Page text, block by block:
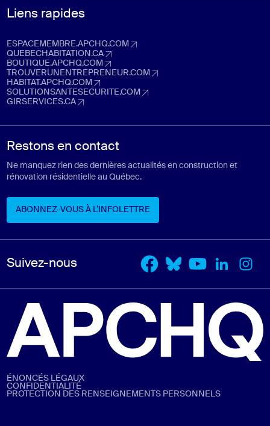
Liens rapides
ESPACEMEMBRE.APCHQ.COM
espacemembre.apchq.com (Ouvre dans un nouvel onglet)
QUEBECHABITATION.CA
quebechabitation.ca (Ouvre dans un nouvel onglet)
BOUTIQUE.APCHQ.COM
boutique.apchq.com (Ouvre dans un nouvel onglet)
TROUVERUNENTREPRENEUR.COM
trouverunentrepreneur.com (Ouvre dans un nouvel onglet)
HABITAT.APCHQ.COM
habitat.apchq.com (Ouvre dans un nouvel onglet)
SOLUTIONSANTESECURITE.COM
solutionsantesecurite.com (Ouvre dans un nouvel onglet)
GIRSERVICES.CA
Restons en contact
Ne manquez rien des dernières actualités en construction et
rénovation résidentielle au Québec.
ABONNEZ-VOUS À L’INFOLETTRE
Suivez-nous
ÉNONCÉS LÉGAUX
CONFIDENTIALITÉ
PROTECTION DES RENSEIGNEMENTS PERSONNELS